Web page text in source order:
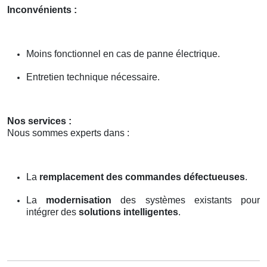
Inconvénients :
Moins fonctionnel en cas de panne électrique.
Entretien technique nécessaire.
Nos services :
Nous sommes experts dans :
La remplacement des commandes défectueuses.
La modernisation des systèmes existants pour
intégrer des solutions intelligentes.